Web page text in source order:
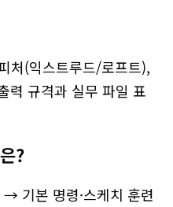
처(익스트루드/로프트),
력 규격과 실무 파일 표
?
기본 명령·스케치 훈련